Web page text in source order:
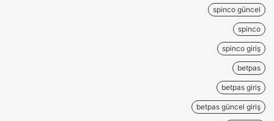
spinco güncel
spinco
spinco giriş
betpas
betpas giriş
betpas güncel giriş